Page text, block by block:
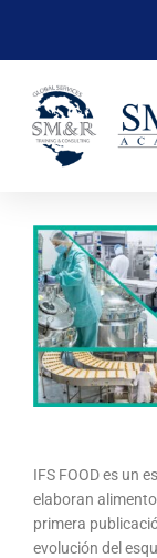
Saltar
contenido
IFS FOOD es un
elaboran
primera
evolución del